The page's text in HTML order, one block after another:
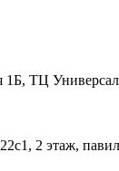
1Б, ТЦ
2 этаж,